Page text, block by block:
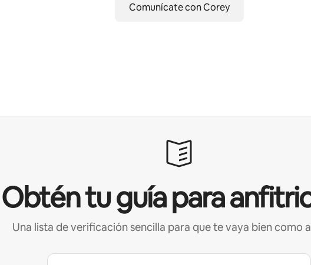
Comunícate con Corey
Obtén tu guía para
Una lista de verificación sencilla para que te vaya bien como